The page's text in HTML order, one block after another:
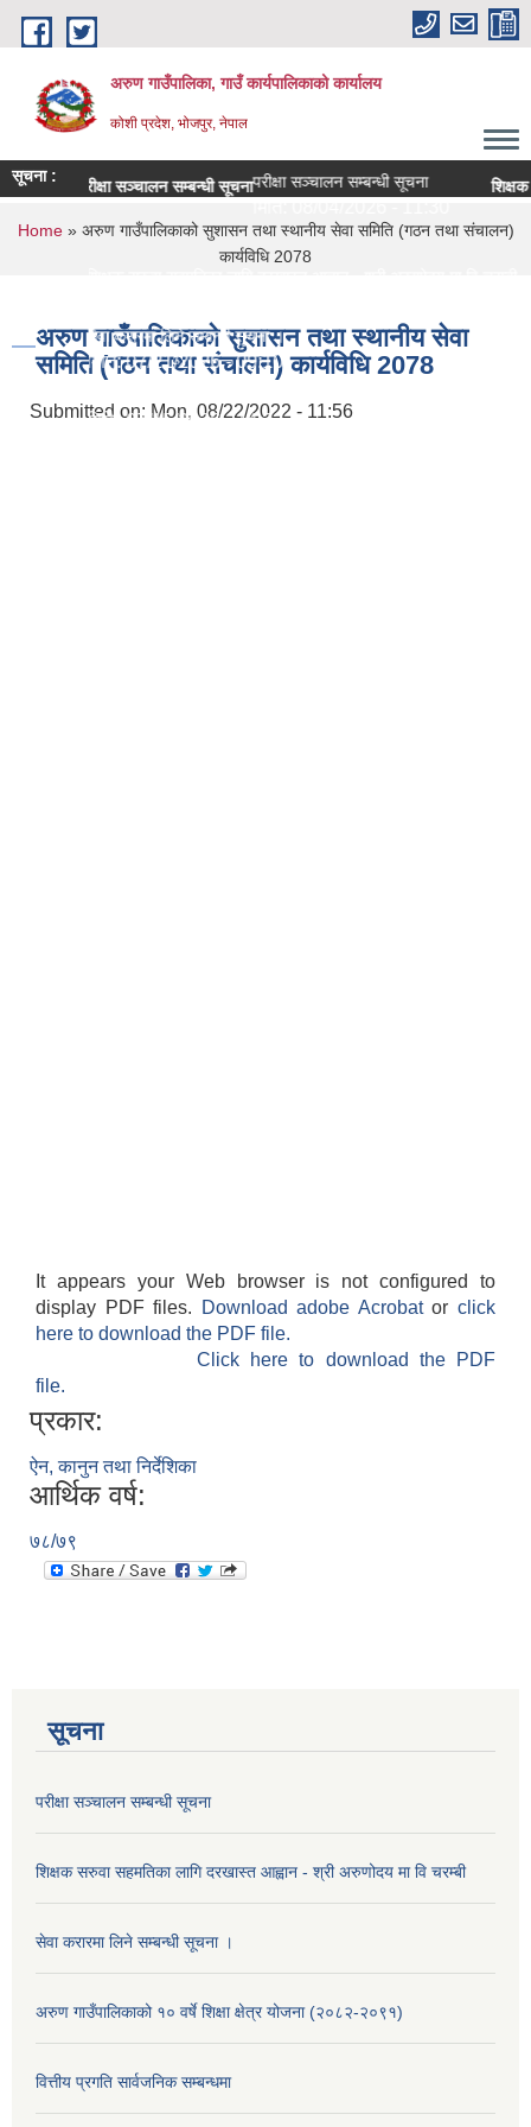
Skip to main content
अरुण गाउँपालिका, गाउँ कार्यपालिकाको कार्यालय
कोशी प्रदेश, भोजपुर, नेपाल
सूचना :
परीक्षा सञ्चालन सम्बन्धी सूचनापरीक्षा सञ्चालन सम्बन्धी सूचना शिक्षक
सेवा करारमा लिने सम्बन्धी सूचना ।
मिति:07/21/2026 - 09:10
मिति:07/15/2026 - 14:23
You are here
Home» अरुण गाउँपालिकाको सुशासन तथा स्थानीय सेवा समिति (गठन तथा संचालन)
कार्यविधि 2078
अरुण गाउँपालिकाको सुशासन तथा स्थानीय सेवा
समिति (गठन तथा संचालन) कार्यविधि 2078
Submitted on: Mon, 08/22/2022 - 11:56
It appears your Web browser is not configured to
display PDF files.
Download adobe Acrobatorclick
here to download the PDF file.
Click here to download the PDF
file.
प्रकार:
ऐन, कानुन तथा निर्देशिका
आर्थिक वर्ष:
७८/७९
सूचना
परीक्षा सञ्चालन सम्बन्धी सूचना
शिक्षक सरुवा सहमतिका लागि दरखास्त आह्वान - श्री अरुणोदय मा वि चरम्बी
सेवा करारमा लिने सम्बन्धी सूचना ।
अरुण गाउँपालिकाको १० वर्षे शिक्षा क्षेत्र योजना (२०८२-२०९१)
वित्तीय प्रगति सार्वजनिक सम्बन्धमा